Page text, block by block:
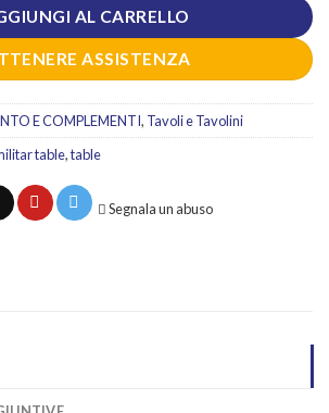
AL CARRELLO
ASSISTENZA
E COMPLEMENTI, Tavoli e Tavolini
table,table
Segnala un abuso